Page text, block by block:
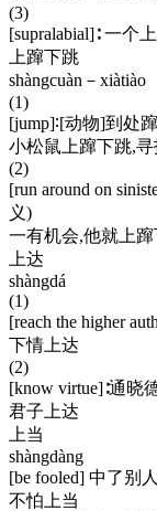
(3)
[supralabial]∶ 一个
上蹿下跳
shàngcuàn－xiàtiào
(1)
[jump]∶[动物]到处
小松鼠上蹿下跳,寻
(2)
[run around on
义)
一有机会,他就上
上达
shàngdá
(1)
[reach the higher
下情上达
(2)
[know virtue]∶通晓
君子上达
上当
shàngdàng
[be fooled] 中了别
不怕上当